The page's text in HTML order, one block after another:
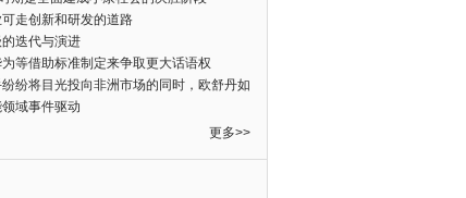
走创新和研发的道路
迭代与演进
等借助标准制定来争取更大话语权
纷将目光投向非洲市场的同时，欧舒丹如
道就真的不怕丧失先机吗?
域事件驱动
更多>>